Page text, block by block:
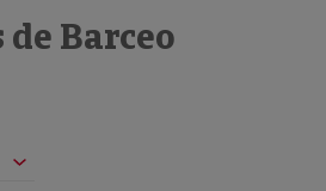
Barceo